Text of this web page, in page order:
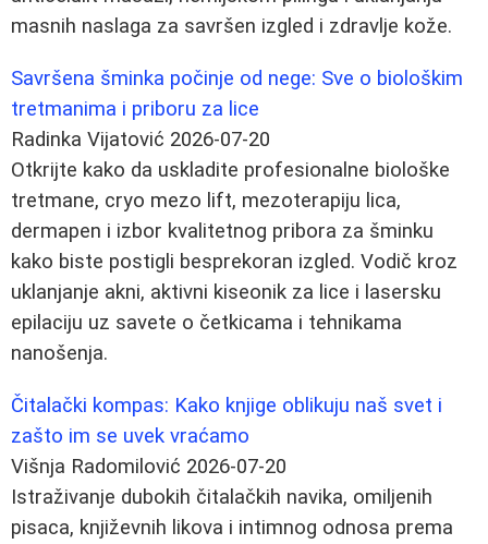
masnih naslaga za savršen izgled i zdravlje kože.
Savršena šminka počinje od nege: Sve o biološkim
tretmanima i priboru za lice
Radinka Vijatović 2026-07-20
Otkrijte kako da uskladite profesionalne biološke
tretmane, cryo mezo lift, mezoterapiju lica,
dermapen i izbor kvalitetnog pribora za šminku
kako biste postigli besprekoran izgled. Vodič kroz
uklanjanje akni, aktivni kiseonik za lice i lasersku
epilaciju uz savete o četkicama i tehnikama
nanošenja.
Čitalački kompas: Kako knjige oblikuju naš svet i
zašto im se uvek vraćamo
Višnja Radomilović 2026-07-20
Istraživanje dubokih čitalačkih navika, omiljenih
pisaca, književnih likova i intimnog odnosa prema